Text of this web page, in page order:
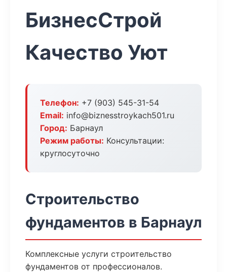
БизнесСтрой
Качество Уют
Телефон: +7 (903) 545-31-54
Email: info@biznesstroykach501.ru
Город: Барнаул
Режим работы: Консультации:
круглосуточно
Строительство
фундаментов в Барнаул
Комплексные услуги строительство
фундаментов от профессионалов.